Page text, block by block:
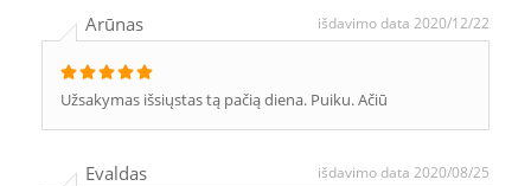
Arūnas išdavimo data 2020/12/22
Užsakymas išsiųstas tą pačią diena. Puiku. Ačiū
Evaldas išdavimo data 2020/08/25